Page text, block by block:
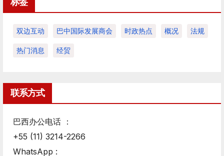
双边互动 巴中国际发展商会 时政热点 概况 法规
热门消息 经贸
联系方式
巴西办公电话 ：
+55 (11) 3214-2266
WhatsApp :